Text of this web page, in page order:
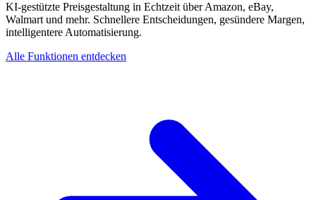
KI-gestützte Preisgestaltung in Echtzeit über Amazon, eBay,
Walmart und mehr. Schnellere Entscheidungen, gesündere Margen,
intelligentere Automatisierung.
Alle Funktionen entdecken